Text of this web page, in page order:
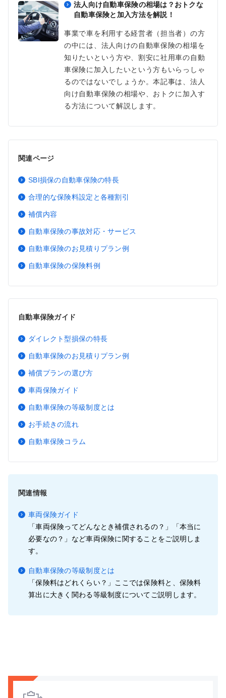
法人向け自動車保険の相場は？おトクな
自動車保険と加入方法を解説！
事業で車を利用する経営者（担当者）の方
の中には、法人向けの自動車保険の相場を
知りたいという方や、割安に社用車の自動
車保険に加入したいという方もいらっしゃ
るのではないでしょうか。本記事は、法人
向け自動車保険の相場や、おトクに加入す
る方法について解説します。
関連ページ
SBI損保の自動車保険の特長
合理的な保険料設定と各種割引
補償内容
自動車保険の事故対応・サービス
自動車保険のお見積りプラン例
自動車保険の保険料例
自動車保険ガイド
ダイレクト型損保の特長
自動車保険のお見積りプラン例
補償プランの選び方
車両保険ガイド
自動車保険の等級制度とは
お手続きの流れ
自動車保険コラム
関連情報
車両保険ガイド
「車両保険ってどんなとき補償されるの？」「本当に
必要なの？」など車両保険に関することをご説明しま
す。
自動車保険の等級制度とは
「保険料はどれくらい？」ここでは保険料と、保険料
算出に大きく関わる等級制度についてご説明します。